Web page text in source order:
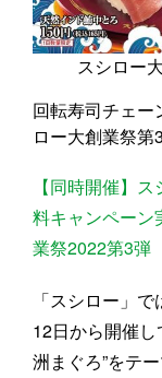
スシロー
回転寿司チェー
ロー大創業祭第
【同時開催】
料キャンペーン
業祭2022第3弾
「スシロー」
12日から開催
洲まぐろ”をテ